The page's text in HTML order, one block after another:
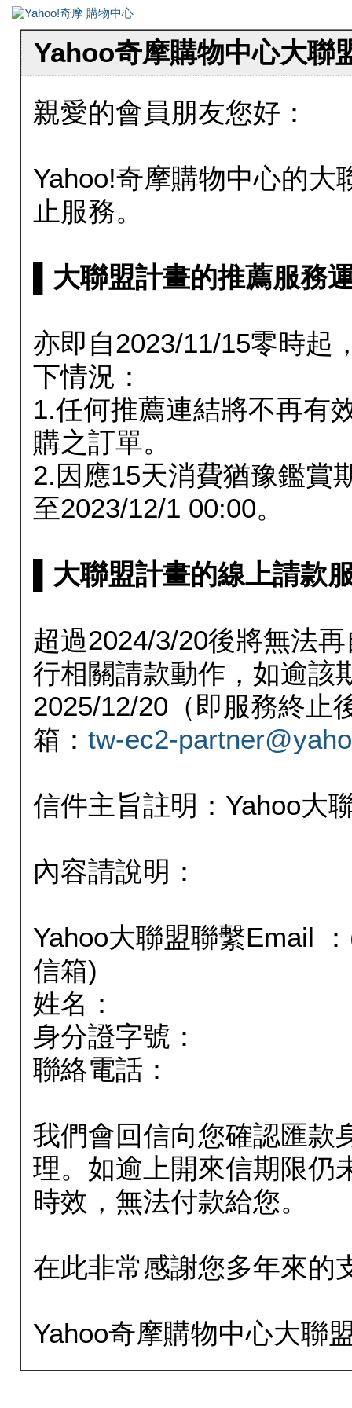
Yahoo奇摩購物中心大聯
親愛的會員朋友您好：
Yahoo!奇摩購物中心的大
止服務。
▌大聯盟計畫的推薦服務
亦即自2023/11/15零時起
下情況：
1.任何推薦連結將不再有
購之訂單。
2.因應15天消費猶豫鑑賞
至2023/12/1 00:00。
▌大聯盟計畫的線上請款
超過2024/3/20後將無法
行相關請款動作，如逾該
2025/12/20（即服務終止
箱： tw-ec2-
信件主旨註明：Yahoo大
內容請說明：
Yahoo大聯盟聯繫Email
信箱)
姓名：
身分證字號：
聯絡電話：
我們會回信向您確認匯款
理。如逾上開來信期限仍
時效，無法付款給您。
在此非常感謝您多年來的
Yahoo奇摩購物中心大